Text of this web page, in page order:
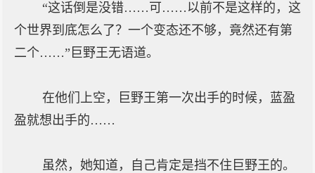
“这话倒是没错……可……以前不是这样的，这
个世界到底怎么了？一个变态还不够，竟然还有第
二个……”巨野王无语道。
在他们上空，巨野王第一次出手的时候，蓝盈
盈就想出手的……
虽然，她知道，自己肯定是挡不住巨野王的。